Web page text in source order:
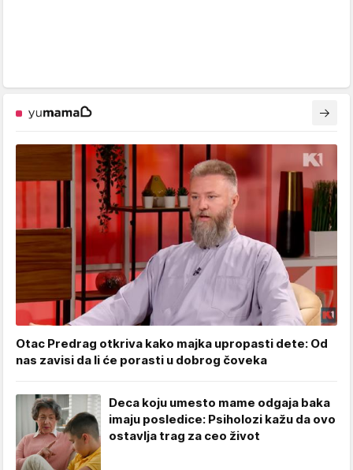
Otac Predrag otkriva kako majka upropasti dete: Od
nas zavisi da li će porasti u dobrog čoveka
Deca koju umesto mame odgaja baka
imaju posledice: Psiholozi kažu da ovo
ostavlja trag za ceo život